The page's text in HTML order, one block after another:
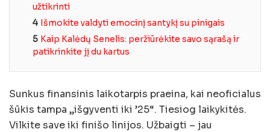
užtikrinti
4 Išmokite valdyti emocinį santykį su pinigais
5 Kaip Kalėdų Senelis: peržiūrėkite savo sąrašą ir
patikrinkite jį du kartus
Sunkus finansinis laikotarpis praeina, kai neoficialus
šūkis tampa „išgyventi iki ’25“. Tiesiog laikykitės.
Vilkite save iki finišo linijos. Užbaigti – jau